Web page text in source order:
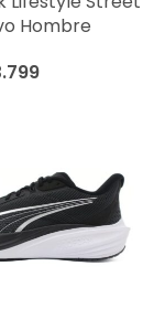
Hombre